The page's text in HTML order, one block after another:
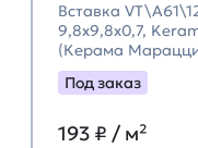
Вставка
9,8x9,8x0,7,
(Керама
Под заказ
193 ₽ / м²